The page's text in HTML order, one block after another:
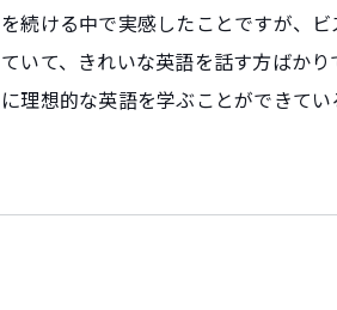
を続ける中で実感したことですが、
ていて、きれいな英語を話す方ばか
に理想的な英語を学ぶことができてい